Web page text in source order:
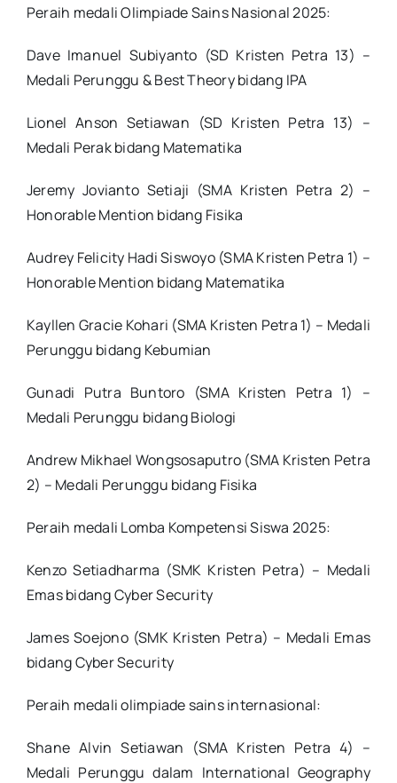
Peraih medali Olimpiade Sains Nasional 2025:
Dave Imanuel Subiyanto (SD Kristen Petra 13) –
Medali Perunggu & Best Theory bidang IPA
Lionel Anson Setiawan (SD Kristen Petra 13) –
Medali Perak bidang Matematika
Jeremy Jovianto Setiaji (SMA Kristen Petra 2) –
Honorable Mention bidang Fisika
Audrey Felicity Hadi Siswoyo (SMA Kristen Petra 1) –
Honorable Mention bidang Matematika
Kayllen Gracie Kohari (SMA Kristen Petra 1) – Medali
Perunggu bidang Kebumian
Gunadi Putra Buntoro (SMA Kristen Petra 1) –
Medali Perunggu bidang Biologi
Andrew Mikhael Wongsosaputro (SMA Kristen Petra
2) – Medali Perunggu bidang Fisika
Peraih medali Lomba Kompetensi Siswa 2025:
Kenzo Setiadharma (SMK Kristen Petra) – Medali
Emas bidang Cyber Security
James Soejono (SMK Kristen Petra) – Medali Emas
bidang Cyber Security
Peraih medali olimpiade sains internasional:
Shane Alvin Setiawan (SMA Kristen Petra 4) –
Medali Perunggu dalam International Geography